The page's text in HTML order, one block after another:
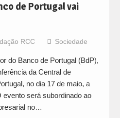
de Portugal vai
RCC Sociedade
do Banco de Portugal (BdP),
da Central de
no dia 17 de maio, a
evento será subordinado ao
no…